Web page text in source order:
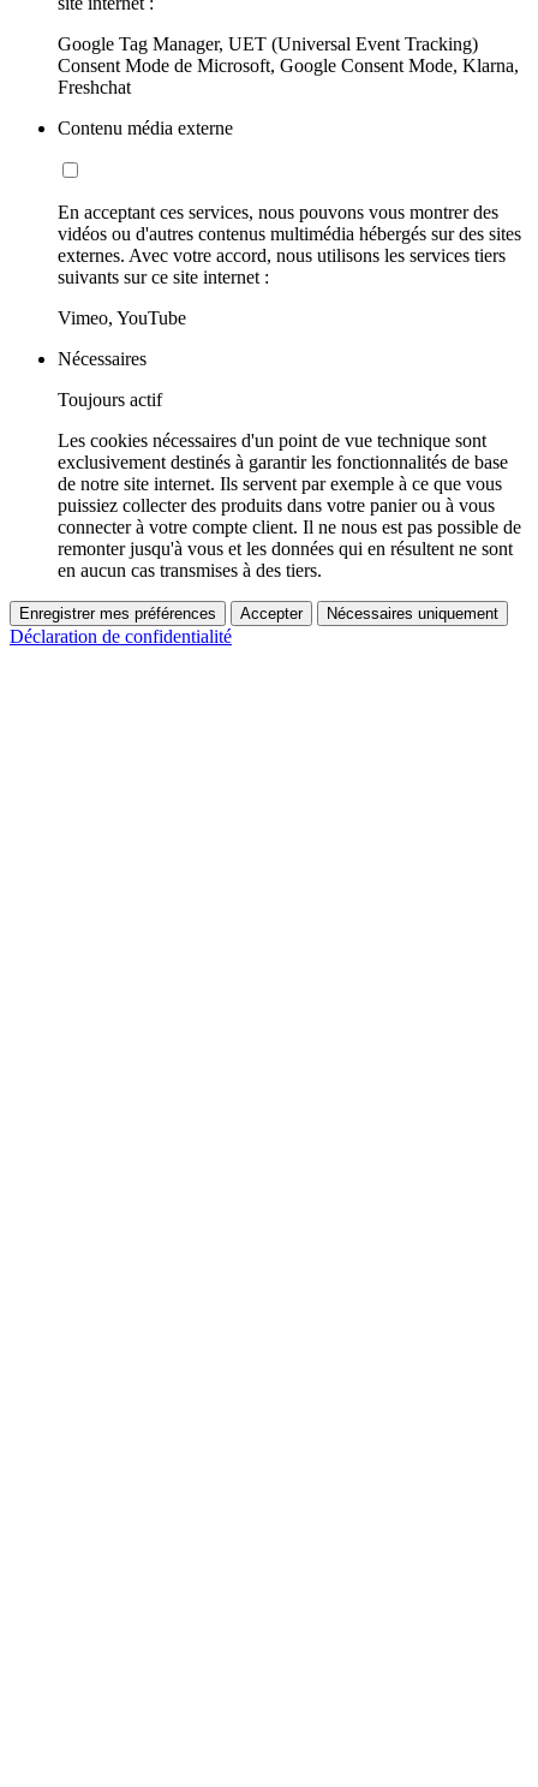
Google Tag Manager, UET (Universal Event Tracking)
Consent Mode de Microsoft, Google Consent Mode, Klarna,
Freshchat
Contenu média externe
En acceptant ces services, nous pouvons vous montrer des
vidéos ou d'autres contenus multimédia hébergés sur des sites
externes. Avec votre accord, nous utilisons les services tiers
suivants sur ce site internet :
Vimeo, YouTube
Nécessaires
Toujours actif
Les cookies nécessaires d'un point de vue technique sont
exclusivement destinés à garantir les fonctionnalités de base
de notre site internet. Ils servent par exemple à ce que vous
puissiez collecter des produits dans votre panier ou à vous
connecter à votre compte client. Il ne nous est pas possible de
remonter jusqu'à vous et les données qui en résultent ne sont
en aucun cas transmises à des tiers.
Enregistrer mes préférences Accepter Nécessaires uniquement
Déclaration de confidentialité